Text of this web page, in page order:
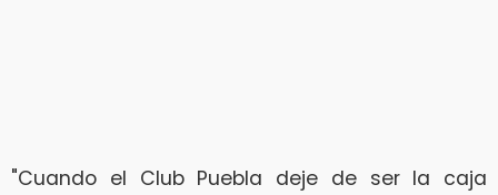
"Cuando el Club Puebla deje de ser la caja